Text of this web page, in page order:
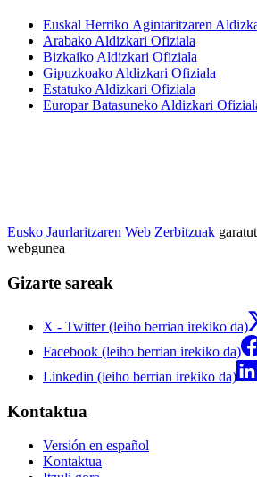
Euskal Herriko Agintaritzaren
Arabako Aldizkari Ofiziala
Bizkaiko Aldizkari Ofiziala
Gipuzkoako Aldizkari Ofiziala
Estatuko Aldizkari Ofiziala
Europar Batasuneko Aldizkari
Eusko Jaurlaritzaren Web Zerbitzuak
webgunea
Gizarte sareak
X - Twitter (leiho berrian irekiko da)
Facebook (leiho berrian irekiko da)
Linkedin (leiho berrian irekiko da)
Kontaktua
Versión en español
Kontaktua